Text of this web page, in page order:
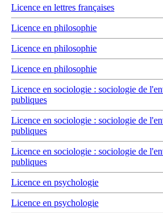
Licence en lettres françaises
Licence en philosophie
Licence en philosophie
Licence en philosophie
Licence en sociologie : sociologie de
publiques
Licence en sociologie : sociologie de
publiques
Licence en sociologie : sociologie de
publiques
Licence en psychologie
Licence en psychologie